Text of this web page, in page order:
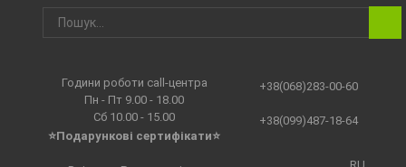
Години роботи call-центра
Пн - Пт 9.00 - 18.00
Сб 10.00 - 15.00
⭐Подарункові сертифікати⭐
+38(068)283-00-60
+38(099)487-18-64